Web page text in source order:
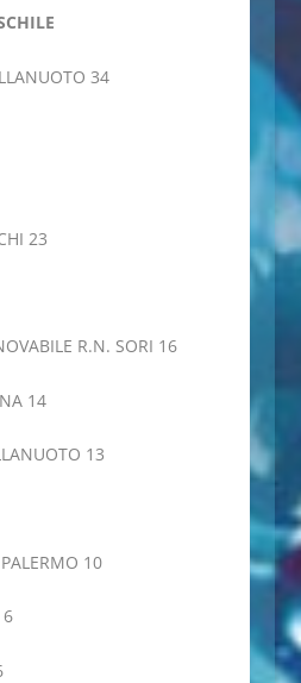
34
23
R.N. SORI 16
14
13
10
6